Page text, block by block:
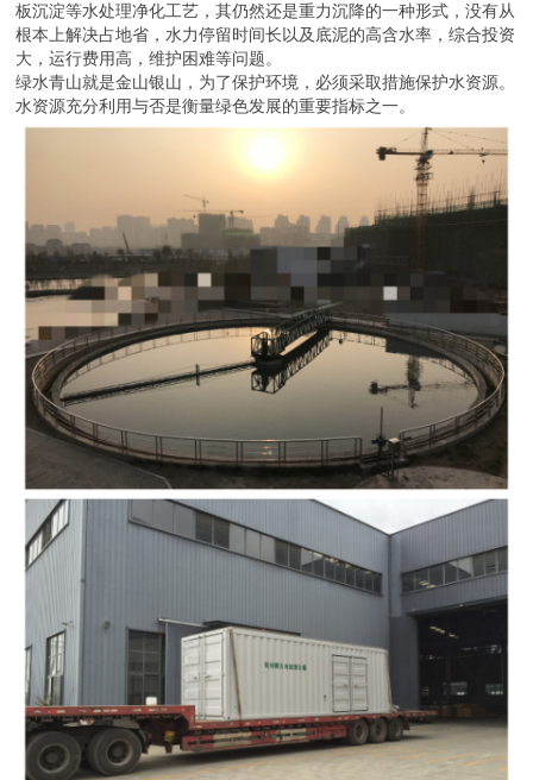
板沉淀等水处理净化工艺，其仍然还是重力沉降的一种形式，没有从
根本上解决占地省，水力停留时间长以及底泥的高含水率，综合投资
大，运行费用高，维护困难等问题。
绿水青山就是金山银山，为了保护环境，必须采取措施保护水资源。
水资源充分利用与否是衡量绿色发展的重要指标之一。